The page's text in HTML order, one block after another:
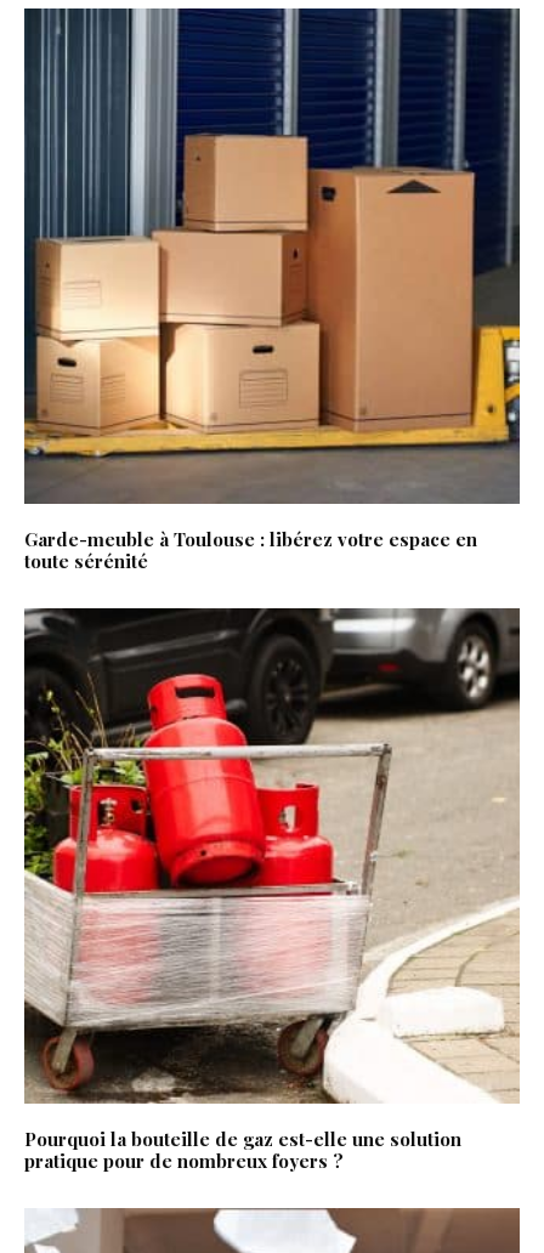
Garde-meuble à Toulouse : libérez votre espace en
toute sérénité
Pourquoi la bouteille de gaz est-elle une solution
pratique pour de nombreux foyers ?